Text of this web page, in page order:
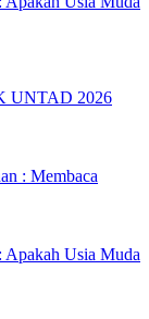
: Membaca
Usia Muda